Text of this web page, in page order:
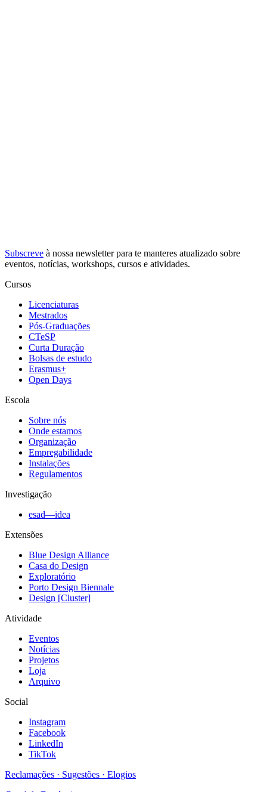
Subscreve à nossa newsletterpara te manteres atualizado sobre
eventos, notícias, workshops, cursos e atividades.
Cursos
Licenciaturas
Mestrados
Pós-Graduações
CTeSP
Curta Duração
Bolsas de estudo
Erasmus+
Open Days
Escola
Sobre nós
Onde estamos
Organização
Empregabilidade
Instalações
Regulamentos
Investigação
esad—idea
Extensões
Blue Design Alliance
Casa do Design
Exploratório
Porto Design Biennale
Design [Cluster]
Atividade
Eventos
Notícias
Projetos
Loja
Arquivo
Social
Instagram
Facebook
LinkedIn
TikTok
Reclamações · Sugestões · Elogios